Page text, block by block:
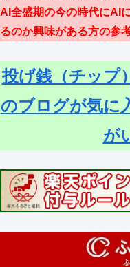
AI全盛期の今の時代にAI
るのか興味がある方の参
投げ銭（チップ
のブログが気に
が